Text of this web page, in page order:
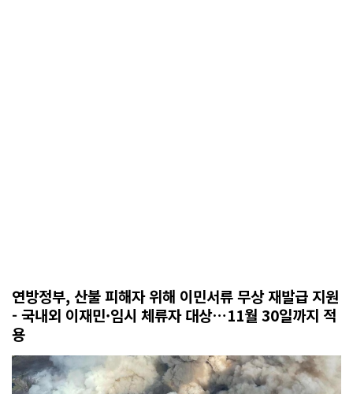
연방정부, 산불 피해자 위해 이민서류 무상 재발급 지원
- 국내외 이재민·임시 체류자 대상…11월 30일까지 적
용